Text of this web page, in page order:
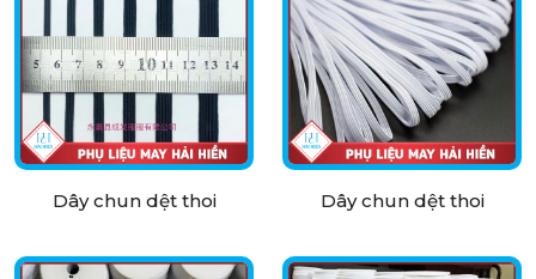
Dây chun dệt thoi Dây chun dệt thoi